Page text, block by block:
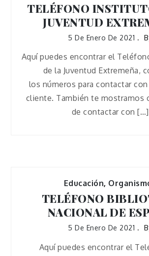
TELÉFONO
JUVENTUD
5 De Enero De 2021
Aquí puedes encontrar el
de la Juventud Extremeña,
los números para contactar
cliente. También te mostramos
de contactar con […]
Educación,
TELÉFONO
NACIONAL DE
5 De Enero De 2021
Aquí puedes encontrar el